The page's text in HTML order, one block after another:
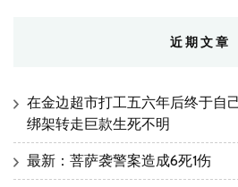
近期文章
在金边超市打工五六年后终于自
绑架转走巨款生死不明
最新：菩萨袭警案造成6死1伤